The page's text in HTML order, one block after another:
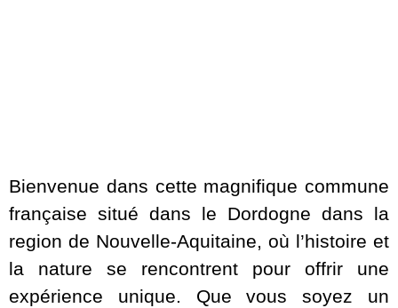
Bienvenue dans cette magnifique commune
française situé dans le Dordogne dans la
region de Nouvelle-Aquitaine, où l’histoire et
la nature se rencontrent pour offrir une
expérience unique. Que vous soyez un